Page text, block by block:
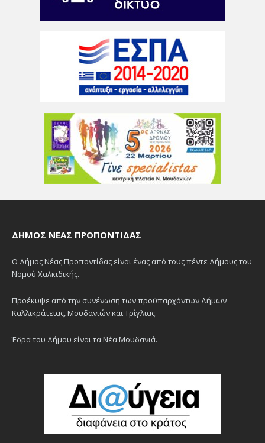
ΔΉΜΟΣ ΝΈΑΣ ΠΡΟΠΟΝΤΊΔΑΣ
Ο Δήμος Νέας Προποντίδας είναι ένας από τους πέντε Δήμους του
Νομού Χαλκιδικής.
Προέκυψε από την συνένωση των προϋπαρχόντων Δήμων
Καλλικράτειας, Μουδανιών και Τρίγλιας.
Έδρα του Δήμου είναι τα Νέα Μουδανιά.